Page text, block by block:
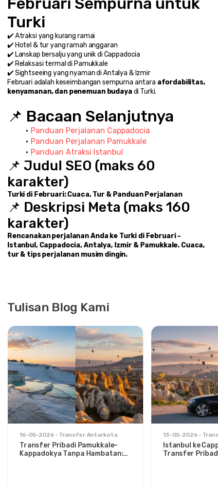
Turki
✔️ Atraksi yang kurang ramai
✔️ Hotel & tur yang ramah anggaran
✔️ Lanskap bersalju yang unik di Cappadocia
✔️ Relaksasi termal di Pamukkale
✔️ Sightseeing yang nyaman di Antalya & Izmir
Februari adalah keseimbangan sempurna antara afordabilitas,
kenyamanan, dan penemuan budaya di Turki.
📌 Bacaan Selanjutnya
Panduan Perjalanan Cappadocia
Panduan Perjalanan Pamukkale
Panduan Atraksi Istanbul
📌 Judul SEO (maks 60
karakter)
Turki di Februari: Cuaca, Tur & Panduan Perjalanan
📌 Deskripsi Meta (maks 160
karakter)
Rencanakan perjalanan Anda ke Turki di Februari –
Istanbul, Cappadocia, Antalya, Izmir & Pamukkale. Cuaca,
tur & tips perjalanan musim dingin.
Tulisan Blog Kami
16-05-2026 Transfer Antarkota
Transfer Pribadi Pamukkale–
Kappadokya Tanpa Hambatan:
13-05-2026
Istanbul ke
Transfer